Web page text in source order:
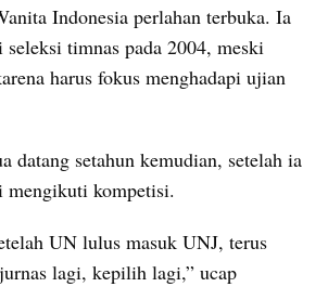
Indonesia perlahan terbuka. Ia
timnas pada 2004, meski
harus fokus menghadapi ujian
datang setahun kemudian, setelah ia
mengikuti kompetisi.
UN lulus masuk UNJ, terus
lagi, kepilih lagi,” ucap